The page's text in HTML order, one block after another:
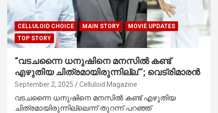
CELLULOID CHOICE MAIN STORY
MOVIE UPDATES
TOP STORY
“വടചന്നൈ ധനുഷിനെ മനസിൽ കണ്ട്
എഴുതിയ ചിത്രമായിരുന്നില്ല”‘; വെട്രിമാരൻ
September 2, 2025 Celluloid Magazine
വടചന്നൈ ധനുഷിനെ മനസിൽ കണ്ട് എഴുതിയ
ചിത്രമായിരുന്നില്ലെന്ന് തുറന്ന് പറഞ്ഞ്